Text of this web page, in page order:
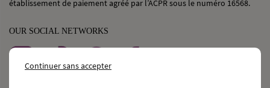
établissement de paiement agréé par l’ACPR sous le numéro 16568.
OUR SOCIAL NETWORKS
Continuer sans accepter